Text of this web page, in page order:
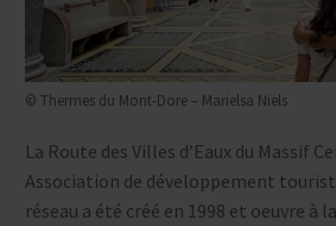
© Thermes du Mont-Dore – Marielsa Niels
La Route des Villes d’Eaux du Massif
Association de développement
réseau a été créé en 1998 et oeuvre à